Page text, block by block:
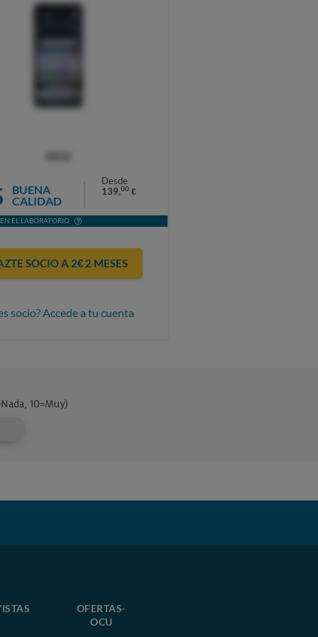
BUENA
CALIDAD
Desde
139,00 €
EL LABORATORIO
SOCIO A 2€ 2 MESES
socio? Accede a tu cuenta
OFERTAS-
OCU